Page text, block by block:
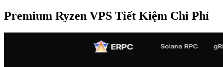
Premium Ryzen VPS Tiết Kiệm Chi Phí